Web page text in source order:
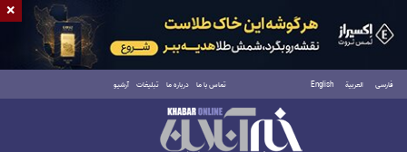
فارسی العربية English تماس با ما درباره ما تبلیغات آرشیو
پنجشنبه ۱۵ مرداد ۱۴۰۵
×